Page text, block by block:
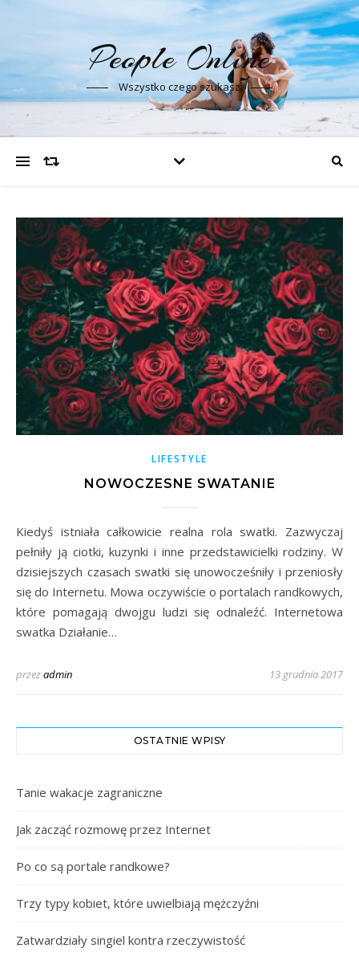
People Online
Wszystko czego szukasz
LIFESTYLE
NOWOCZESNE SWATANIE
Kiedyś istniała całkowicie realna rola swatki. Zazwyczaj
pełniły ją ciotki, kuzynki i inne przedstawicielki rodziny. W
dzisiejszych czasach swatki się unowocześniły i przeniosły
się do Internetu. Mowa oczywiście o portalach randkowych,
które pomagają dwojgu ludzi się odnaleźć. Internetowa
swatka Działanie…
przezadmin 13 grudnia 2017
OSTATNIE WPISY
Tanie wakacje zagraniczne
Jak zacząć rozmowę przez Internet
Po co są portale randkowe?
Trzy typy kobiet, które uwielbiają mężczyźni
Zatwardziały singiel kontra rzeczywistość